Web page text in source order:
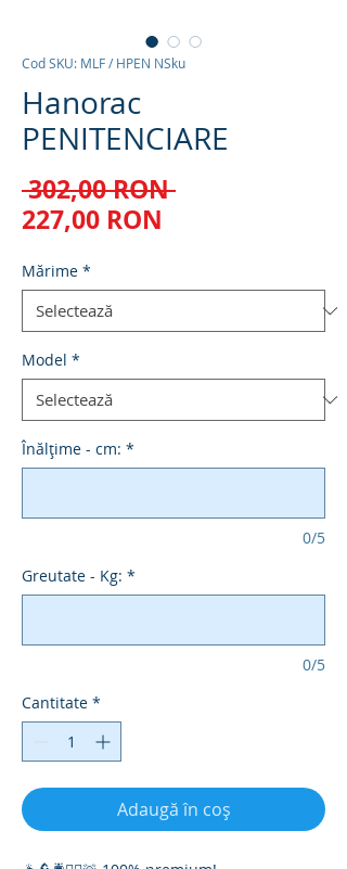
Cod SKU: MLF / HPEN NSku
Hanorac
PENITENCIARE
302,00 RON Preț
227,00 RON
Mărime *
Model *
Înălțime - cm: *
0/5
Greutate - Kg: *
0/5
Cantitate *
Adaugă în coș